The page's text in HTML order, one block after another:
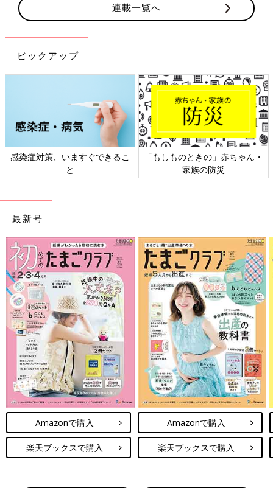
連載一覧へ
ピックアップ
感染症対策、いますぐできるこ
と
「もしものときの」赤ちゃん・
家族の防災
最新号
Amazonで購入
楽天ブックスで購入
Amazonで購入
楽天ブックスで購入